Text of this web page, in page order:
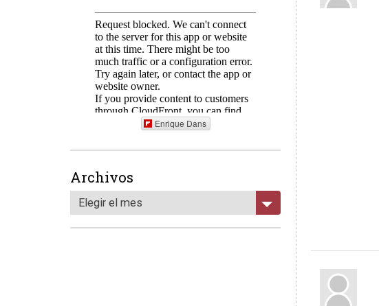
Enrique Dans
Archivos
Elegir el mes